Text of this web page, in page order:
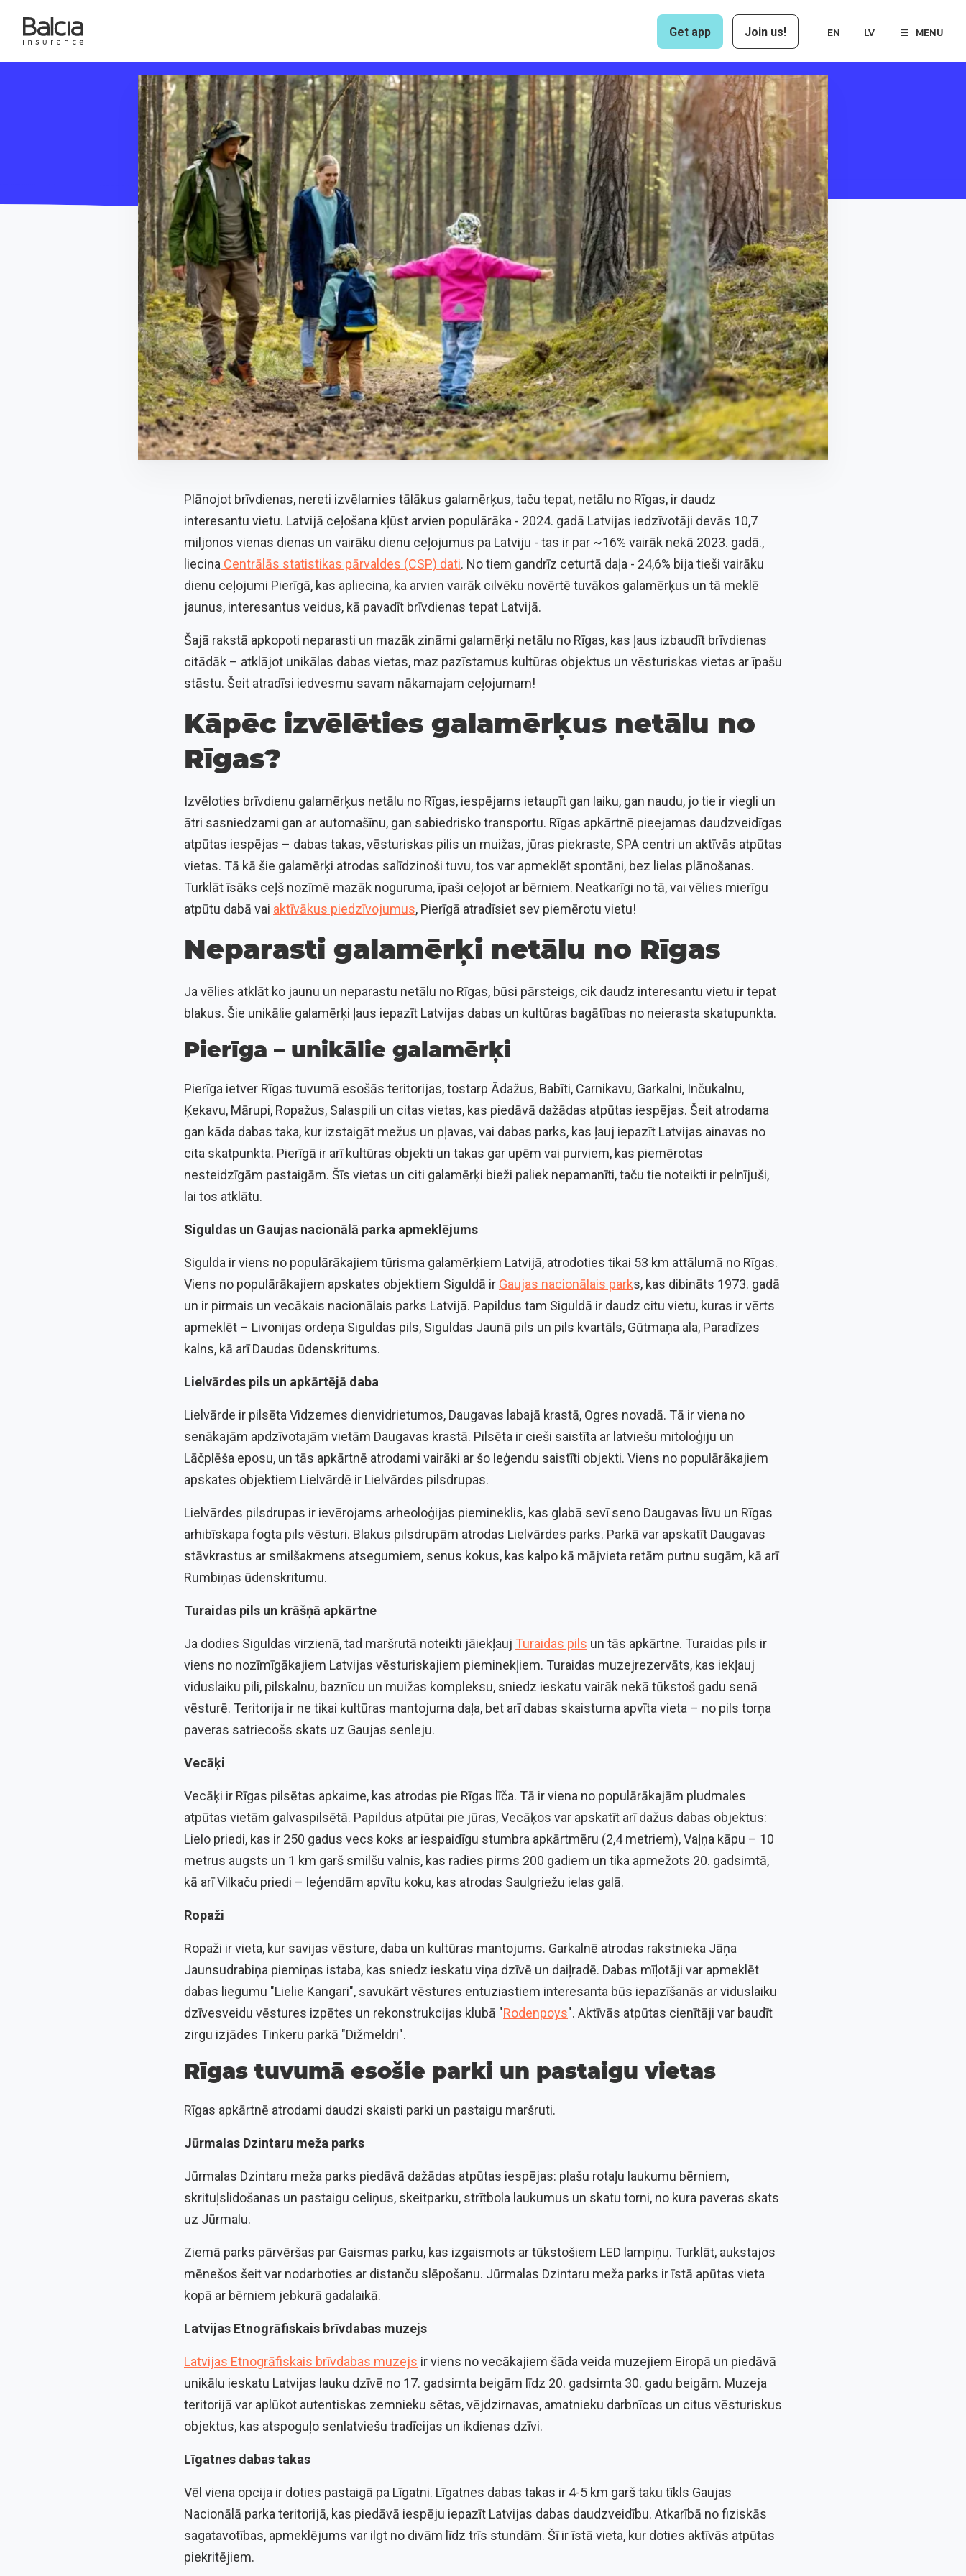
Get app Join us! EN LV MENU
Plānojot brīvdienas, nereti izvēlamies tālākus galamērķus, taču tepat, netālu no Rīgas, ir daudz
interesantu vietu. Latvijā ceļošana kļūst arvien populārāka - 2024. gadā Latvijas iedzīvotāji devās 10,7
miljonos vienas dienas un vairāku dienu ceļojumus pa Latviju - tas ir par ~16% vairāk nekā 2023. gadā.,
liecina Centrālās statistikas pārvaldes (CSP) dati. No tiem gandrīz ceturtā daļa - 24,6% bija tieši vairāku
dienu ceļojumi Pierīgā, kas apliecina, ka arvien vairāk cilvēku novērtē tuvākos galamērķus un tā meklē
jaunus, interesantus veidus, kā pavadīt brīvdienas tepat Latvijā.
Šajā rakstā apkopoti neparasti un mazāk zināmi galamērķi netālu no Rīgas, kas ļaus izbaudīt brīvdienas
citādāk – atklājot unikālas dabas vietas, maz pazīstamus kultūras objektus un vēsturiskas vietas ar īpašu
stāstu. Šeit atradīsi iedvesmu savam nākamajam ceļojumam!
Kāpēc izvēlēties galamērķus netālu no
Rīgas?
Izvēloties brīvdienu galamērķus netālu no Rīgas, iespējams ietaupīt gan laiku, gan naudu, jo tie ir viegli un
ātri sasniedzami gan ar automašīnu, gan sabiedrisko transportu. Rīgas apkārtnē pieejamas daudzveidīgas
atpūtas iespējas – dabas takas, vēsturiskas pilis un muižas, jūras piekraste, SPA centri un aktīvās atpūtas
vietas. Tā kā šie galamērķi atrodas salīdzinoši tuvu, tos var apmeklēt spontāni, bez lielas plānošanas.
Turklāt īsāks ceļš nozīmē mazāk noguruma, īpaši ceļojot ar bērniem. Neatkarīgi no tā, vai vēlies mierīgu
atpūtu dabā vai aktīvākus piedzīvojumus, Pierīgā atradīsiet sev piemērotu vietu!
Neparasti galamērķi netālu no Rīgas
Ja vēlies atklāt ko jaunu un neparastu netālu no Rīgas, būsi pārsteigs, cik daudz interesantu vietu ir tepat
blakus. Šie unikālie galamērķi ļaus iepazīt Latvijas dabas un kultūras bagātības no neierasta skatupunkta.
Pierīga – unikālie galamērķi
Pierīga ietver Rīgas tuvumā esošās teritorijas, tostarp Ādažus, Babīti, Carnikavu, Garkalni, Inčukalnu,
Ķekavu, Mārupi, Ropažus, Salaspili un citas vietas, kas piedāvā dažādas atpūtas iespējas. Šeit atrodama
gan kāda dabas taka, kur izstaigāt mežus un pļavas, vai dabas parks, kas ļauj iepazīt Latvijas ainavas no
cita skatpunkta. Pierīgā ir arī kultūras objekti un takas gar upēm vai purviem, kas piemērotas
nesteidzīgām pastaigām. Šīs vietas un citi galamērķi bieži paliek nepamanīti, taču tie noteikti ir pelnījuši,
lai tos atklātu.
Siguldas un Gaujas nacionālā parka apmeklējums
Sigulda ir viens no populārākajiem tūrisma galamērķiem Latvijā, atrodoties tikai 53 km attālumā no Rīgas.
Viens no populārākajiem apskates objektiem Siguldā ir Gaujas nacionālais parks, kas dibināts 1973. gadā
un ir pirmais un vecākais nacionālais parks Latvijā. Papildus tam Siguldā ir daudz citu vietu, kuras ir vērts
apmeklēt – Livonijas ordeņa Siguldas pils, Siguldas Jaunā pils un pils kvartāls, Gūtmaņa ala, Paradīzes
kalns, kā arī Daudas ūdenskritums.
Lielvārdes pils un apkārtējā daba
Lielvārde ir pilsēta Vidzemes dienvidrietumos, Daugavas labajā krastā, Ogres novadā. Tā ir viena no
senākajām apdzīvotajām vietām Daugavas krastā. Pilsēta ir cieši saistīta ar latviešu mitoloģiju un
Lāčplēša eposu, un tās apkārtnē atrodami vairāki ar šo leģendu saistīti objekti. Viens no populārākajiem
apskates objektiem Lielvārdē ir Lielvārdes pilsdrupas.
Lielvārdes pilsdrupas ir ievērojams arheoloģijas piemineklis, kas glabā sevī seno Daugavas līvu un Rīgas
arhibīskapa fogta pils vēsturi. Blakus pilsdrupām atrodas Lielvārdes parks. Parkā var apskatīt Daugavas
stāvkrastus ar smilšakmens atsegumiem, senus kokus, kas kalpo kā mājvieta retām putnu sugām, kā arī
Rumbiņas ūdenskritumu.
Turaidas pils un krāšņā apkārtne
Ja dodies Siguldas virzienā, tad maršrutā noteikti jāiekļauj Turaidas pils un tās apkārtne. Turaidas pils ir
viens no nozīmīgākajiem Latvijas vēsturiskajiem pieminekļiem. Turaidas muzejrezervāts, kas iekļauj
viduslaiku pili, pilskalnu, baznīcu un muižas kompleksu, sniedz ieskatu vairāk nekā tūkstoš gadu senā
vēsturē. Teritorija ir ne tikai kultūras mantojuma daļa, bet arī dabas skaistuma apvīta vieta – no pils torņa
paveras satriecošs skats uz Gaujas senleju.
Vecāķi
Vecāķi ir Rīgas pilsētas apkaime, kas atrodas pie Rīgas līča. Tā ir viena no populārākajām pludmales
atpūtas vietām galvaspilsētā. Papildus atpūtai pie jūras, Vecāķos var apskatīt arī dažus dabas objektus:
Lielo priedi, kas ir 250 gadus vecs koks ar iespaidīgu stumbra apkārtmēru (2,4 metriem), Vaļņa kāpu – 10
metrus augsts un 1 km garš smilšu valnis, kas radies pirms 200 gadiem un tika apmežots 20. gadsimtā,
kā arī Vilkaču priedi – leģendām apvītu koku, kas atrodas Saulgriežu ielas galā.
Ropaži
Ropaži ir vieta, kur savijas vēsture, daba un kultūras mantojums. Garkalnē atrodas rakstnieka Jāņa
Jaunsudrabiņa piemiņas istaba, kas sniedz ieskatu viņa dzīvē un daiļradē. Dabas mīļotāji var apmeklēt
dabas liegumu "Lielie Kangari", savukārt vēstures entuziastiem interesanta būs iepazīšanās ar viduslaiku
dzīvesveidu vēstures izpētes un rekonstrukcijas klubā "Rodenpoys". Aktīvās atpūtas cienītāji var baudīt
zirgu izjādes Tinkeru parkā "Dižmeldri".
Rīgas tuvumā esošie parki un pastaigu vietas
Rīgas apkārtnē atrodami daudzi skaisti parki un pastaigu maršruti.
Jūrmalas Dzintaru meža parks
Jūrmalas Dzintaru meža parks piedāvā dažādas atpūtas iespējas: plašu rotaļu laukumu bērniem,
skrituļslidošanas un pastaigu celiņus, skeitparku, strītbola laukumus un skatu torni, no kura paveras skats
uz Jūrmalu.
Ziemā parks pārvēršas par Gaismas parku, kas izgaismots ar tūkstošiem LED lampiņu. Turklāt, aukstajos
mēnešos šeit var nodarboties ar distanču slēpošanu. Jūrmalas Dzintaru meža parks ir īstā apūtas vieta
kopā ar bērniem jebkurā gadalaikā.
Latvijas Etnogrāfiskais brīvdabas muzejs
Latvijas Etnogrāfiskais brīvdabas muzejs ir viens no vecākajiem šāda veida muzejiem Eiropā un piedāvā
unikālu ieskatu Latvijas lauku dzīvē no 17. gadsimta beigām līdz 20. gadsimta 30. gadu beigām. Muzeja
teritorijā var aplūkot autentiskas zemnieku sētas, vējdzirnavas, amatnieku darbnīcas un citus vēsturiskus
objektus, kas atspoguļo senlatviešu tradīcijas un ikdienas dzīvi.
Līgatnes dabas takas
Vēl viena opcija ir doties pastaigā pa Līgatni. Līgatnes dabas takas ir 4-5 km garš taku tīkls Gaujas
Nacionālā parka teritorijā, kas piedāvā iespēju iepazīt Latvijas dabas daudzveidību. Atkarībā no fiziskās
sagatavotības, apmeklējums var ilgt no divām līdz trīs stundām. Šī ir īstā vieta, kur doties aktīvās atpūtas
piekritējiem.